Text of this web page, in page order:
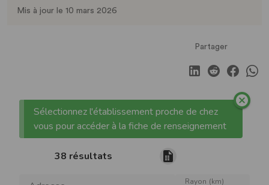
Mis à jour le 10 mars 2026
Partager